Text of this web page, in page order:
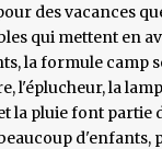
des vacances
qui mettent en
la formule camp
l'éplucheur, la
la pluie font partie
d'enfants,